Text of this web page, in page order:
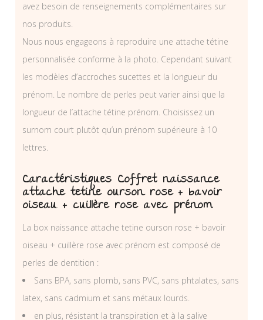
avez besoin de renseignements complémentaires sur
nos produits.
Nous nous engageons à reproduire une attache tétine
personnalisée conforme à la photo. Cependant suivant
les modèles d’accroches sucettes et la longueur du
prénom. Le nombre de perles peut varier ainsi que la
longueur de l’attache tétine prénom. Choisissez un
surnom court plutôt qu’un prénom supérieure à 10
lettres.
Caractéristiques Coffret naissance
attache tetine ourson rose + bavoir
oiseau + cuillère rose avec prénom
La box naissance attache tetine ourson rose + bavoir
oiseau + cuillère rose avec prénom est composé de
perles de dentition :
Sans BPA, sans plomb, sans PVC, sans phtalates, sans
latex, sans cadmium et sans métaux lourds.
en plus, résistant la transpiration et à la salive